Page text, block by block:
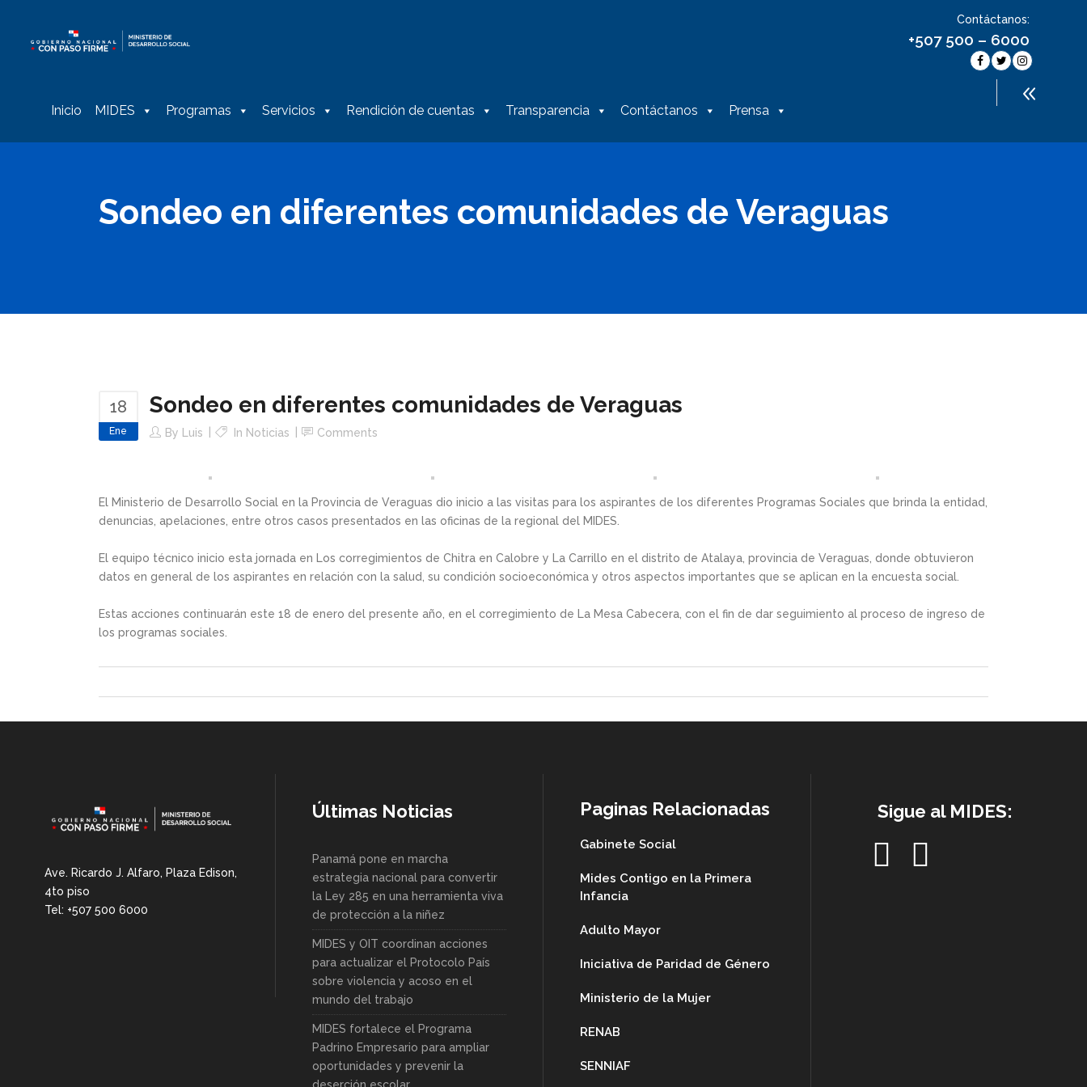
Contáctanos:
+507 500 – 6000
Inicio MIDES Programas Servicios Rendición de cuentas Transparencia Contáctanos Prensa
Sondeo en diferentes comunidades de Veraguas
18
Ene
Sondeo en diferentes comunidades de Veraguas
By Luis In Noticias Comments
El Ministerio de Desarrollo Social en la Provincia de Veraguas dio inicio a las visitas para los aspirantes de los diferentes Programas Sociales que brinda la entidad,
denuncias, apelaciones, entre otros casos presentados en las oficinas de la regional del MIDES.
El equipo técnico inicio esta jornada en Los corregimientos de Chitra en Calobre y La Carrillo en el distrito de Atalaya, provincia de Veraguas, donde obtuvieron
datos en general de los aspirantes en relación con la salud, su condición socioeconómica y otros aspectos importantes que se aplican en la encuesta social.
Estas acciones continuarán este 18 de enero del presente año, en el corregimiento de La Mesa Cabecera, con el fin de dar seguimiento al proceso de ingreso de
los programas sociales.
Ave. Ricardo J. Alfaro, Plaza Edison,
4to piso
Tel: +507 500 6000
Últimas Noticias
Panamá pone en marcha
estrategia nacional para convertir
la Ley 285 en una herramienta viva
de protección a la niñez
MIDES y OIT coordinan acciones
para actualizar el Protocolo País
sobre violencia y acoso en el
mundo del trabajo
MIDES fortalece el Programa
Padrino Empresario para ampliar
oportunidades y prevenir la
Paginas Relacionadas
Gabinete Social
Mides Contigo en la Primera
Infancia
Adulto Mayor
Iniciativa de Paridad de Género
Ministerio de la Mujer
RENAB
SENNIAF
Sigue al MIDES: